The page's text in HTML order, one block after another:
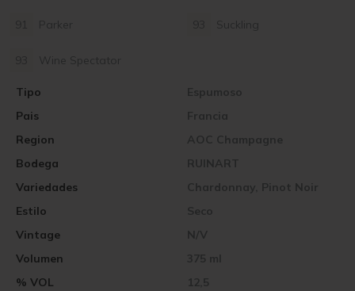
Parker Suckling
Wine Spectator
Pais Francia
Vintage N/V
Region AOC Champagne
Volumen 375 ml
Bodega RUINART
% VOL 12,5
Variedades Chardonnay, Pinot Noir
Tipo Espumoso
Estilo Seco
BOTELLA)